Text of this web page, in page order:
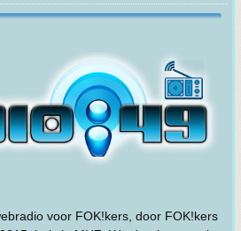
voor FOK!kers, door FOK!kers